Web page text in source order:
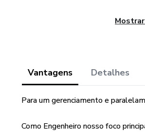
4.
7.
Vantagens Detalhes
Para um gerenciamento e
Como Engenheiro nosso foco